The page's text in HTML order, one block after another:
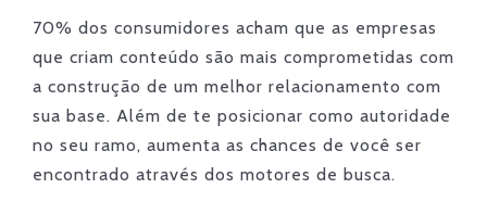
70% dos consumidores acham que as empresas
que criam conteúdo são mais comprometidas com
a construção de um melhor relacionamento com
sua base. Além de te posicionar como autoridade
no seu ramo, aumenta as chances de você ser
encontrado através dos motores de busca.